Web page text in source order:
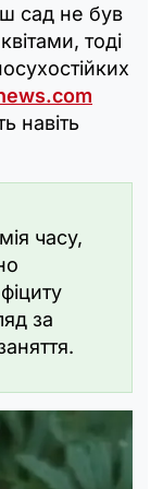
сад не був
тоді
навіть
часу,
за